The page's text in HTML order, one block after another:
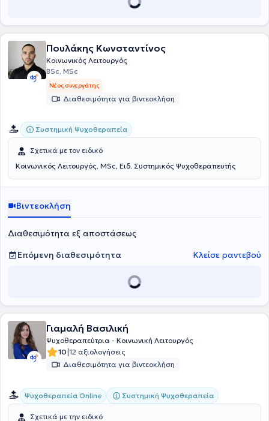
Πουλάκης Κωνσταντίνος
Κοινωνικός Λειτουργός
BSc, MSc
Νέος συνεργάτης
Διαθεσιμότητα για βιντεοκλήση
Συστημική Ψυχοθεραπεία
Σχετικά με τον ειδικό
Κοινωνικός Λειτουργός, MSc, Ειδ. Συστημικός Ψυχοθεραπευτής
Βιντεοκλήση
Διαθεσιμότητα εξ αποστάσεως
Επόμενη διαθεσιμότητα
Κλείσε ραντεβού
Γιαμαλή Βασιλική
Ψυχοθεραπεύτρια - Κοινωνική Λειτουργός
10|12 αξιολογήσεις
Διαθεσιμότητα για βιντεοκλήση
Ψυχοθεραπεία Online Συστημική Ψυχοθεραπεία
Σχετικά με την ειδικό